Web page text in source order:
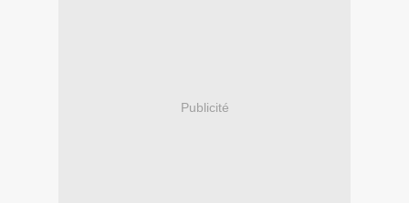
Publicité